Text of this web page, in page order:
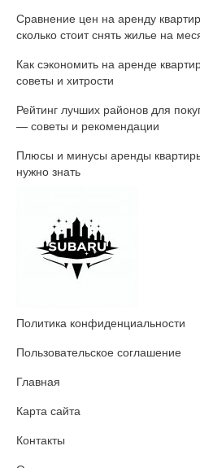
Сравнение цен на аренду
сколько стоит снять жилье на
Как сэкономить на аренде
советы и хитрости
Рейтинг лучших районов для
— советы и рекомендации
Плюсы и минусы аренды
нужно знать
Политика конфиденциальности
Пользовательское соглашение
Главная
Карта сайта
Контакты